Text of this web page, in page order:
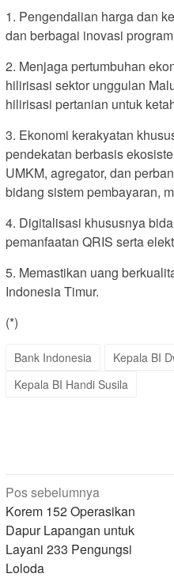
1. Pengendalian harga dan
dan berbagai inovasi
2. Menjaga pertumbuhan
hilirisasi sektor unggulan
hilirisasi pertanian untuk
3. Ekonomi kerakyatan
pendekatan berbasis
UMKM, agregator, dan
bidang sistem pembayaran,
4. Digitalisasi khususnya
pemanfaatan QRIS serta
5. Memastikan uang
Indonesia Timur.
(*)
Bank Indonesia
Kepala BI
Kepala BI Handi Susila
Navigasi
pos
Pos sebelumnya
Korem 152 Operasikan
Dapur Lapangan untuk
Layani 233 Pengungsi
Loloda